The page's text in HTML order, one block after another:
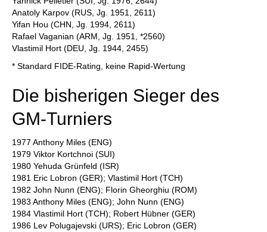
Anatoly Karpov (RUS, Jg. 1951, 2611)
Yifan Hou (CHN, Jg. 1994, 2611)
Rafael Vaganian (ARM, Jg. 1951, *2560)
Vlastimil Hort (DEU, Jg. 1944, 2455)
* Standard FIDE-Rating, keine Rapid-Wertung
Die bisherigen Sieger des
GM-Turniers
1977 Anthony Miles (ENG)
1979 Viktor Kortchnoi (SUI)
1980 Yehuda Grünfeld (ISR)
1981 Eric Lobron (GER); Vlastimil Hort (TCH)
1982 John Nunn (ENG); Florin Gheorghiu (ROM)
1983 Anthony Miles (ENG); John Nunn (ENG)
1984 Vlastimil Hort (TCH); Robert Hübner (GER)
1986 Lev Polugajevski (URS); Eric Lobron (GER)